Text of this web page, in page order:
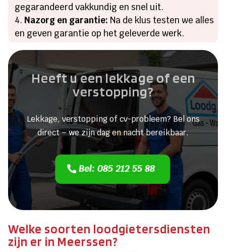
gegarandeerd vakkundig en snel uit.
Nazorg en garantie: Na de klus testen we alles
en geven garantie op het geleverde werk.
Heeft u een lekkage of een
verstopping?
Lekkage, verstopping of cv-probleem? Bel ons
direct – we zijn dag en nacht bereikbaar.
Bel: 085 212 55 88
Welke soorten loodgietersdiensten
zijn er in Meerssen?